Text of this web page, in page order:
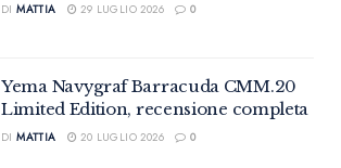
DI MATTIA 29 LUGLIO 2026 0
Yema Navygraf Barracuda CMM.20
Limited Edition, recensione completa
DI MATTIA 20 LUGLIO 2026 0